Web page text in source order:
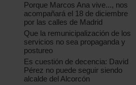
Porque Marcos Ana vive..., nos
acompañará el 18 de diciembre
por las calles de Madrid
Que la remunicipalización de los
servicios no sea propaganda y
postureo
Es cuestión de decencia: David
Pérez no puede seguir siendo
alcalde del Alcorcón